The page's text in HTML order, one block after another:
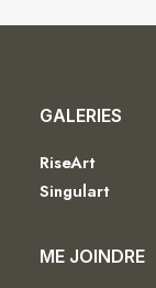
GALERIES
RiseArt
Singulart
ME JOINDRE